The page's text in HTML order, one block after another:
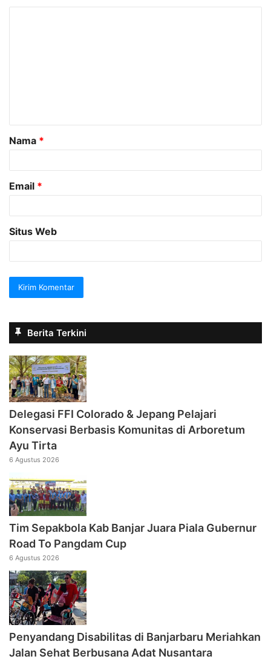
a
r
Nama *
Email *
Situs Web
Berita Terkini
Delegasi FFI Colorado & Jepang Pelajari
Konservasi Berbasis Komunitas di Arboretum
Ayu Tirta
6 Agustus 2026
Tim Sepakbola Kab Banjar Juara Piala Gubernur
Road To Pangdam Cup
6 Agustus 2026
Penyandang Disabilitas di Banjarbaru Meriahkan
Jalan Sehat Berbusana Adat Nusantara